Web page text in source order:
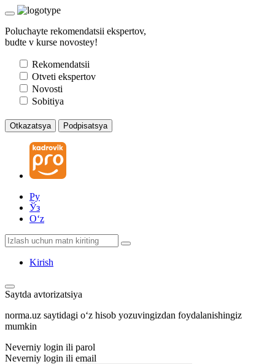
Poluchayte rekomendatsii ekspertov,
budte v kurse novostey!
Rekomendatsii
Otveti ekspertov
Novosti
Sobitiya
Otkazatsya Podpisatsya
Ру
Ўз
Oʻz
Kirish
Saytda avtorizatsiya
norma.uz saytidagi oʻz hisob yozuvingizdan foydalanishingiz
mumkin
Neverniy login ili parol
Neverniy login ili email